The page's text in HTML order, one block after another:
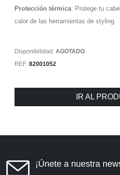
Protección térmica: Protege tu
calor de las herramientas de styling.
Disponibilidad: AGOTADO
REF: 82001052
IR AL
¡Únete a nuestra